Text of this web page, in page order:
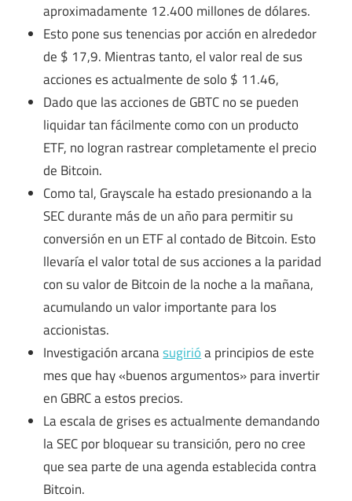
aproximadamente 12.400 millones de dólares.
Esto pone sus tenencias por acción en alrededor
de $ 17,9. Mientras tanto, el valor real de sus
acciones es actualmente de solo $ 11.46,
Dado que las acciones de GBTC no se pueden
liquidar tan fácilmente como con un producto
ETF, no logran rastrear completamente el precio
de Bitcoin.
Como tal, Grayscale ha estado presionando a la
SEC durante más de un año para permitir su
conversión en un ETF al contado de Bitcoin. Esto
llevaría el valor total de sus acciones a la paridad
con su valor de Bitcoin de la noche a la mañana,
acumulando un valor importante para los
accionistas.
Investigación arcanasugirióa principios de este
mes que hay «buenos argumentos» para invertir
en GBRC a estos precios.
La escala de grises es actualmentedemandando
la SEC por bloquear su transición, pero no cree
que sea parte de una agenda establecida contra
Bitcoin.